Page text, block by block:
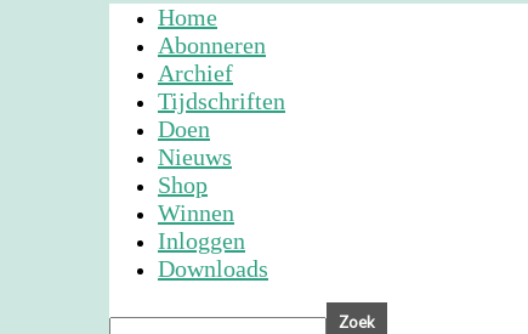
Home
Abonneren
Archief
Tijdschriften
Doen
Nieuws
Shop
Winnen
Inloggen
Downloads